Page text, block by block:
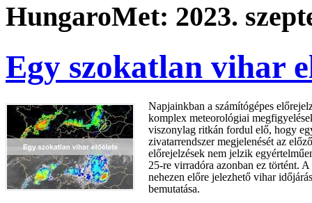
HungaroMet: 2023.
Egy szokatlan vihar
Napjainkban a számítógépes
komplex meteorológiai
viszonylag ritkán fordul elő, hogy
zivatarrendszer megjelenését az
előrejelzések nem jelzik
25-re virradóra azonban ez történt.
nehezen előre jelezhető vihar
bemutatása.